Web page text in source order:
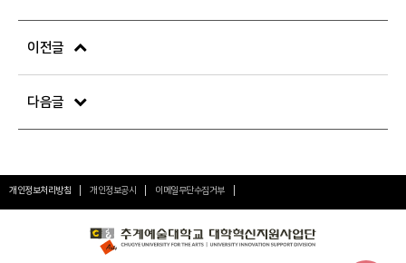
이전글
다음글
개인정보처리방침 개인정보공시 이메일무단수집거부